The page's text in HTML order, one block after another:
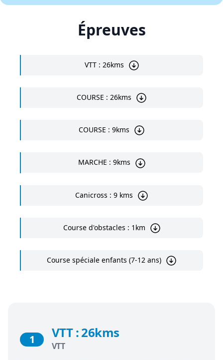
Épreuves
VTT : 26kms
COURSE : 26kms
COURSE : 9kms
MARCHE : 9kms
Canicross : 9 kms
Course d'obstacles : 1km
Course spéciale enfants (7-12 ans)
1 VTT : 26kms
VTT